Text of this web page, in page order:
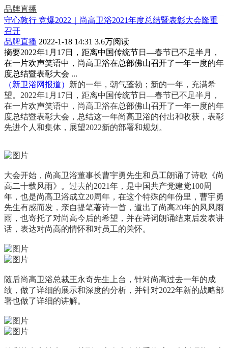
品牌直播
守心敦行 竞爆2022｜尚高卫浴2021年度总结暨表彰大会隆重
召开
品牌直播 2022-1-18 14:31 3.6万阅读
摘要2022年1月17日，距离中国传统节日—春节已不足半月，
在一片欢声笑语中，尚高卫浴在总部佛山召开了一年一度的年
度总结暨表彰大会 ...
（新卫浴网报道） 新的一年，朝气蓬勃； 新的一年，充满希
望。 2022年1月17日，距离中国传统节日—春节已不足半月，
在一片欢声笑语中， 尚高卫浴在总部佛山召开了一年一度的年
度总结暨表彰大会，总结这一年尚高卫浴的付出和收获，表彰
先进个人和集体，展望2022新的部署和规划。
大会开始，尚高卫浴董事长曹宇勇先生和员工朗诵了诗歌《尚
高二十载风雨》。过去的2021年，是中国共产党建党100周
年，也是尚高卫浴成立20周年，在这个特殊的年份里，曹宇勇
先生有感而发，亲自提笔著诗一首，道出了尚高20年的风风雨
雨，也寄托了对尚高今后的希望，并在诗词朗诵结束后发表讲
话，表达对尚高的情怀和对员工的关怀。
随后尚高卫浴总裁王永奇先生上台，针对尚高过去一年的成
绩，做了详细的展示和深度的分析，并针对2022年新的战略部
署也做了详细的讲解。